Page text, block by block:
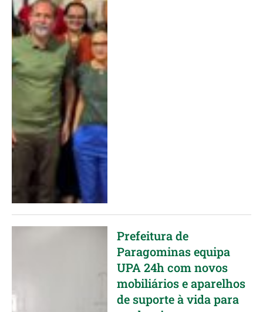
Prefeitura de
Paragominas equipa
UPA 24h com novos
mobiliários e aparelhos
de suporte à vida para